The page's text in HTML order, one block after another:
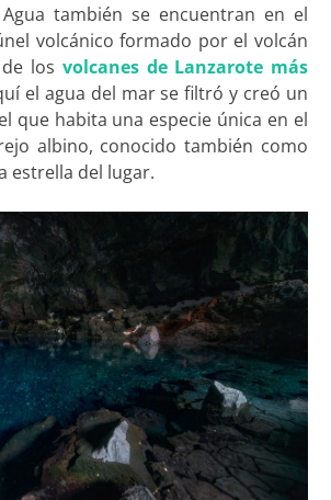
también se encuentran en el
volcánico formado por el volcán
los volcanes de Lanzarote más
el agua del mar se filtró y creó un
que habita una especie única en el
albino, conocido también como
estrella del lugar.